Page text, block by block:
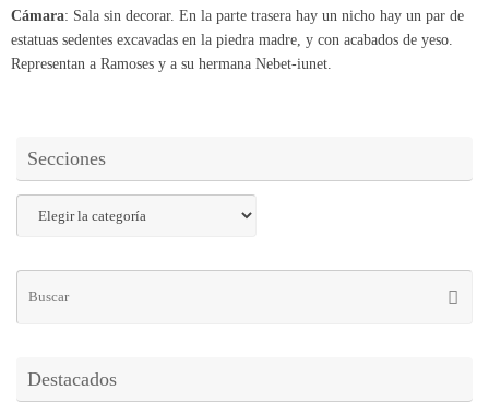
Cámara: Sala sin decorar. En la parte trasera hay un nicho hay un par de
estatuas sedentes excavadas en la piedra madre, y con acabados de yeso.
Representan a Ramoses y a su hermana Nebet-iunet.
Secciones
Destacados